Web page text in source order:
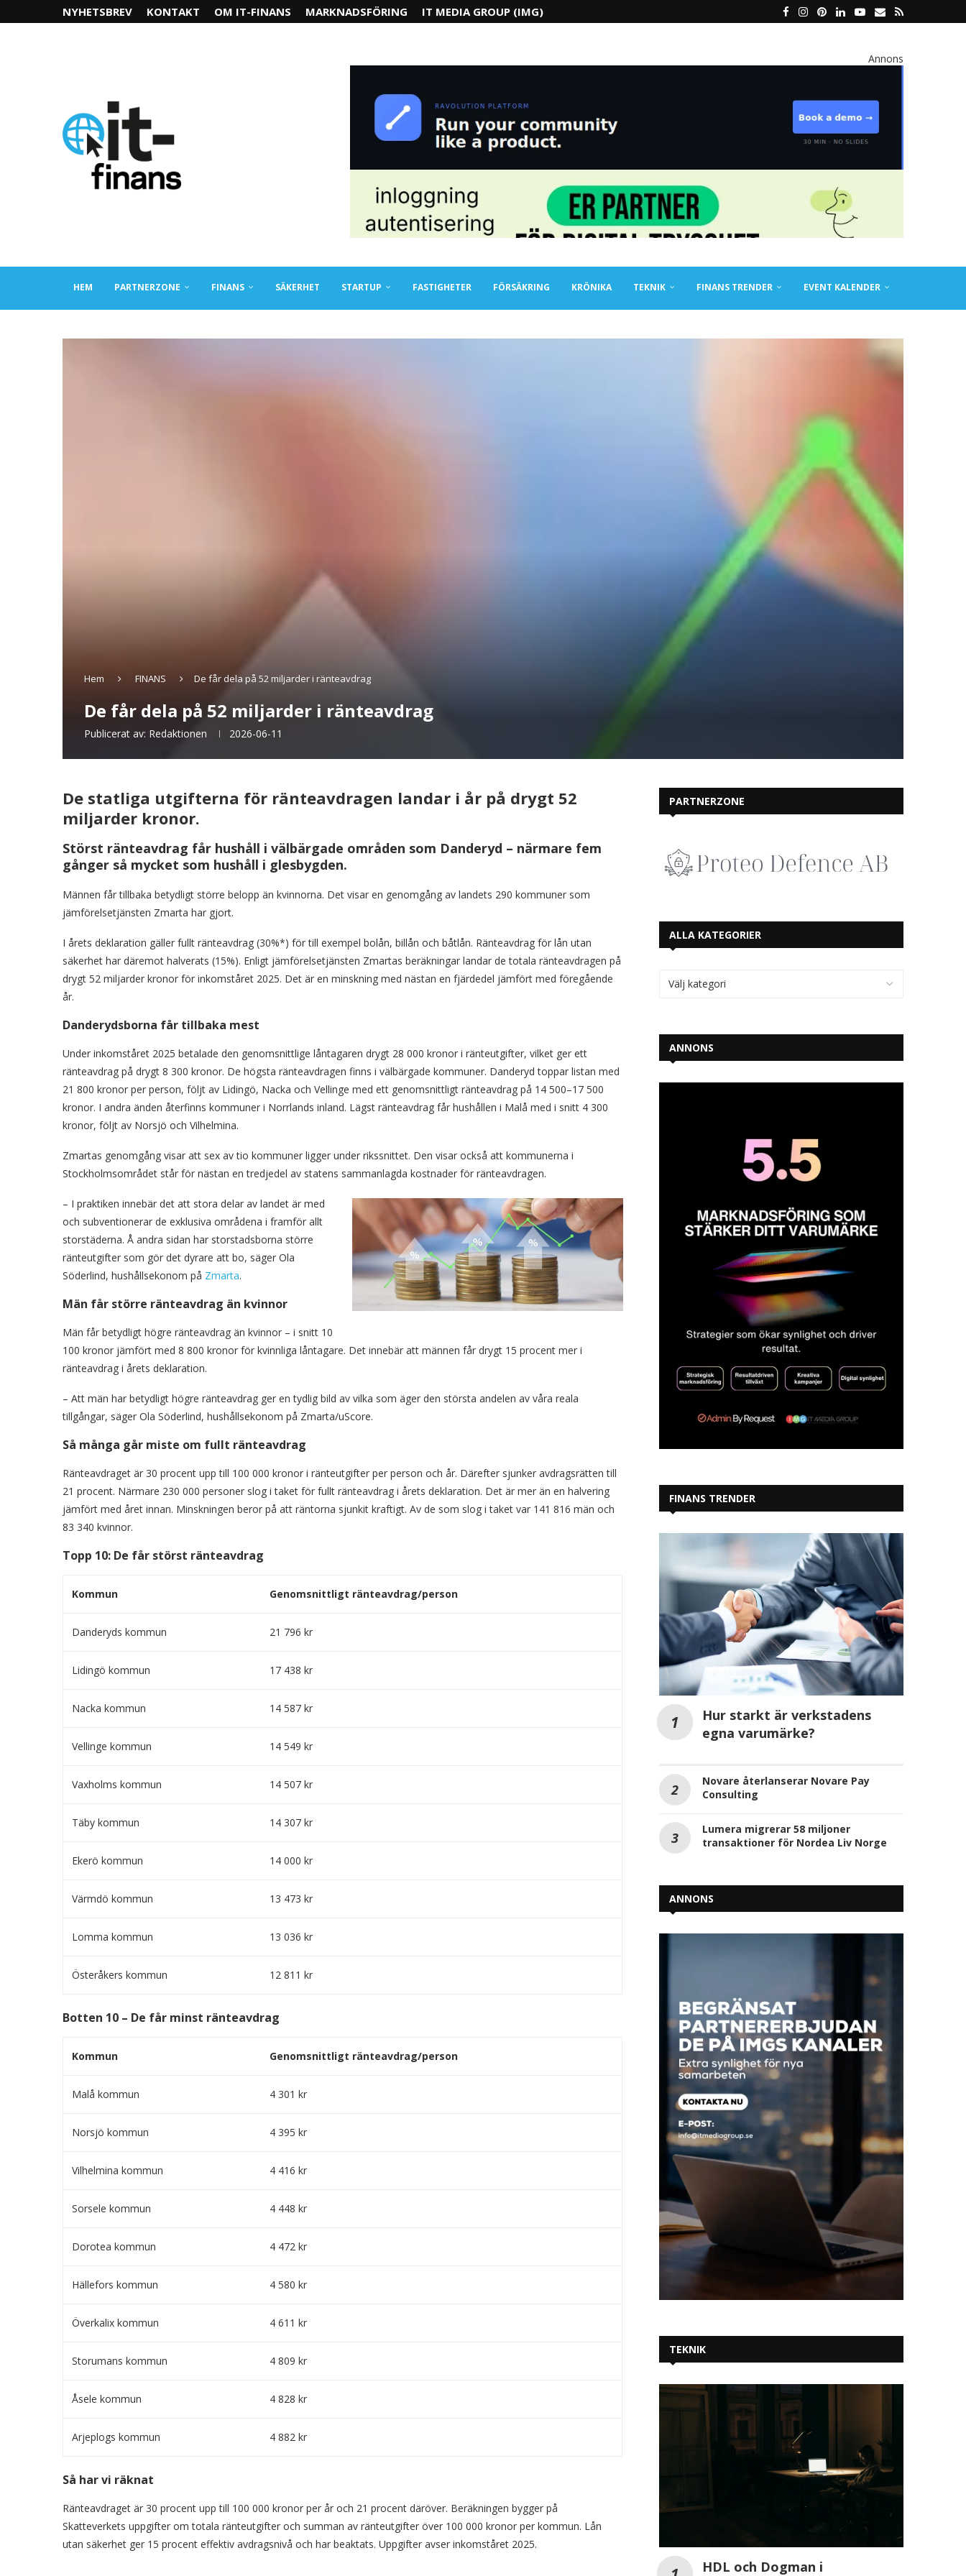
NYHETSBREV KONTAKT OM IT-FINANS MARKNADSFÖRING IT MEDIA GROUP (IMG)
Annons
HEM PARTNERZONE FINANS SÄKERHET STARTUP FASTIGHETER FÖRSÄKRING KRÖNIKA TEKNIK FINANS TRENDER EVENT KALENDER
Hem FINANS De får dela på 52 miljarder i ränteavdrag
De får dela på 52 miljarder i ränteavdrag
Publicerat av: Redaktionen 2026-06-11
De statliga utgifterna för ränteavdragen landar i år på drygt 52
miljarder kronor.
Störst ränteavdrag får hushåll i välbärgade områden som Danderyd – närmare fem
gånger så mycket som hushåll i glesbygden.
Männen får tillbaka betydligt större belopp än kvinnorna. Det visar en genomgång av landets 290 kommuner som
jämförelsetjänsten Zmarta har gjort.
I årets deklaration gäller fullt ränteavdrag (30%*) för till exempel bolån, billån och båtlån. Ränteavdrag för lån utan
säkerhet har däremot halverats (15%). Enligt jämförelsetjänsten Zmartas beräkningar landar de totala ränteavdragen på
drygt 52 miljarder kronor för inkomståret 2025. Det är en minskning med nästan en fjärdedel jämfört med föregående
år.
Danderydsborna får tillbaka mest
Under inkomståret 2025 betalade den genomsnittlige låntagaren drygt 28 000 kronor i ränteutgifter, vilket ger ett
ränteavdrag på drygt 8 300 kronor. De högsta ränteavdragen finns i välbärgade kommuner. Danderyd toppar listan med
21 800 kronor per person, följt av Lidingö, Nacka och Vellinge med ett genomsnittligt ränteavdrag på 14 500–17 500
kronor. I andra änden återfinns kommuner i Norrlands inland. Lägst ränteavdrag får hushållen i Malå med i snitt 4 300
kronor, följt av Norsjö och Vilhelmina.
Zmartas genomgång visar att sex av tio kommuner ligger under rikssnittet. Den visar också att kommunerna i
Stockholmsområdet står för nästan en tredjedel av statens sammanlagda kostnader för ränteavdragen.
– I praktiken innebär det att stora delar av landet är med
och subventionerar de exklusiva områdena i framför allt
storstäderna. Å andra sidan har storstadsborna större
ränteutgifter som gör det dyrare att bo, säger Ola
Söderlind, hushållsekonom på Zmarta.
Män får större ränteavdrag än kvinnor
Män får betydligt högre ränteavdrag än kvinnor – i snitt 10
100 kronor jämfört med 8 800 kronor för kvinnliga låntagare. Det innebär att männen får drygt 15 procent mer i
ränteavdrag i årets deklaration.
– Att män har betydligt högre ränteavdrag ger en tydlig bild av vilka som äger den största andelen av våra reala
tillgångar, säger Ola Söderlind, hushållsekonom på Zmarta/uScore.
Så många går miste om fullt ränteavdrag
Ränteavdraget är 30 procent upp till 100 000 kronor i ränteutgifter per person och år. Därefter sjunker avdragsrätten till
21 procent. Närmare 230 000 personer slog i taket för fullt ränteavdrag i årets deklaration. Det är mer än en halvering
jämfört med året innan. Minskningen beror på att räntorna sjunkit kraftigt. Av de som slog i taket var 141 816 män och
83 340 kvinnor.
Topp 10: De får störst ränteavdrag
Kommun Genomsnittligt ränteavdrag/person
Danderyds kommun 21 796 kr
Lidingö kommun 17 438 kr
Nacka kommun 14 587 kr
Vellinge kommun 14 549 kr
Vaxholms kommun 14 507 kr
Täby kommun 14 307 kr
Ekerö kommun 14 000 kr
Värmdö kommun 13 473 kr
Lomma kommun 13 036 kr
Österåkers kommun 12 811 kr
Botten 10 – De får minst ränteavdrag
Kommun Genomsnittligt ränteavdrag/person
Malå kommun 4 301 kr
Norsjö kommun 4 395 kr
Vilhelmina kommun 4 416 kr
Sorsele kommun 4 448 kr
Dorotea kommun 4 472 kr
Hällefors kommun 4 580 kr
Överkalix kommun 4 611 kr
Storumans kommun 4 809 kr
Åsele kommun 4 828 kr
Arjeplogs kommun 4 882 kr
Så har vi räknat
Ränteavdraget är 30 procent upp till 100 000 kronor per år och 21 procent däröver. Beräkningen bygger på
Skatteverkets uppgifter om totala ränteutgifter och summan av ränteutgifter över 100 000 kronor per kommun. Lån
utan säkerhet ger 15 procent effektiv avdragsnivå och har beaktats. Uppgifter avser inkomståret 2025.
PARTNERZONE
ALLA KATEGORIER
ANNONS
FINANS TRENDER
Hur starkt är verkstadens
egna varumärke?
Novare återlanserar Novare Pay
Consulting
Lumera migrerar 58 miljoner
transaktioner för Nordea Liv Norge
ANNONS
TEKNIK
HDL och Dogman i